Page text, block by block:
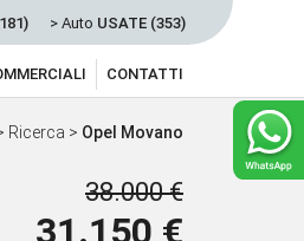
> Auto USATE (353)
CONTATTI
Ricerca > Opel Movano
38.000 €
31.150 €